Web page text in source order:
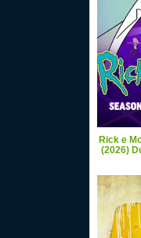
Rick e
(2026)